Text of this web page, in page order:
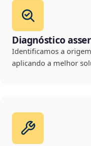
Diagnóstico
Identificamos a
aplicando a melhor